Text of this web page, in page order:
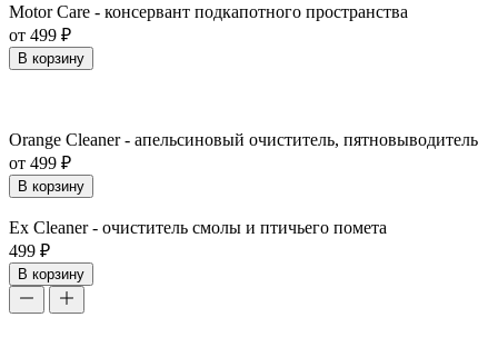
Motor Care - консервант подкапотного пространства
от 499 ₽
В корзину
Orange Cleaner - апельсиновый очиститель, пятновыводитель
от 499 ₽
В корзину
Ex Cleaner - очиститель смолы и птичьего помета
499 ₽
В корзину